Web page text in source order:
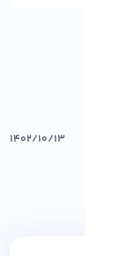
۱۴۰۲/۱۰/۱۳